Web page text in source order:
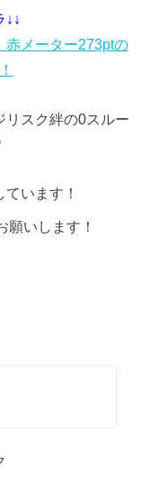
↓↓
赤メーター273ptの
リスク絆の0スルー
います！
願いします！